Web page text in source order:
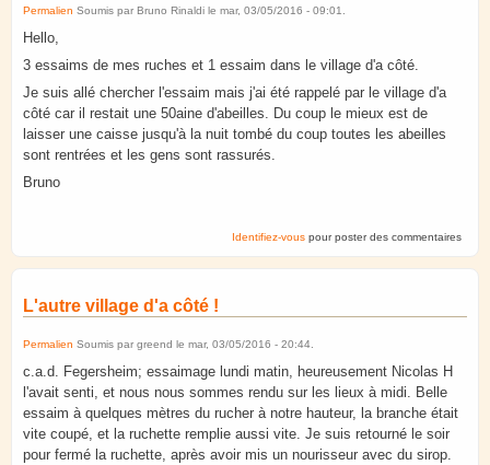
Permalien Soumis par Bruno Rinaldi le mar, 03/05/2016 - 09:01
Hello,
3 essaims de mes ruches et 1 essaim dans le village d'a côté.
Je suis allé chercher l'essaim mais j'ai été rappelé par le village d'a
côté car il restait une 50aine d'abeilles. Du coup le mieux est de
laisser une caisse jusqu'à la nuit tombé du coup toutes les abeilles
sont rentrées et les gens sont rassurés.
Bruno
Identifiez-vous pour poster des commentaires
L'autre village d'a côté !
Permalien Soumis par greend le mar, 03/05/2016 - 20:44.
c.a.d. Fegersheim; essaimage lundi matin, heureusement Nicolas H
l'avait senti, et nous nous sommes rendu sur les lieux à midi. Belle
essaim à quelques mètres du rucher à notre hauteur, la branche était
vite coupé, et la ruchette remplie aussi vite. Je suis retourné le soir
pour fermé la ruchette, après avoir mis un nourisseur avec du sirop.